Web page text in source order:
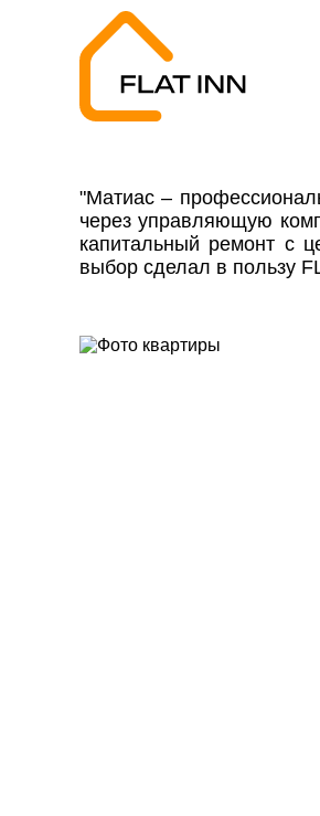
"Матиас –
через управляющую
капитальный ремонт с
выбор сделал в пользу